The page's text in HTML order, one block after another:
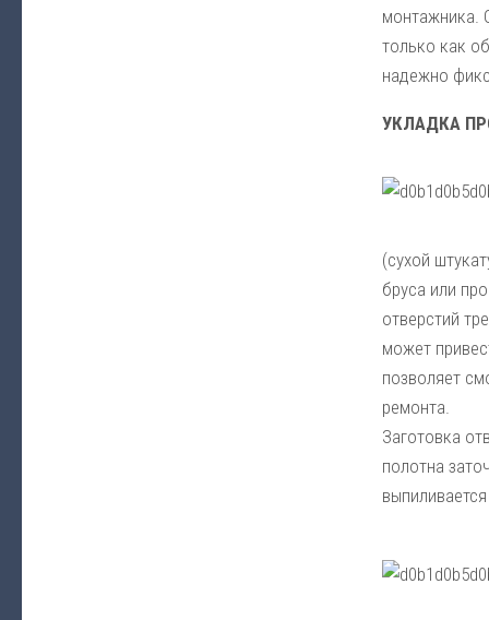
монтажника.
только как
надежно
УКЛАДКА
(сухой
бруса или
отверстий
может
позволяет
ремонта.
Заготовка
полотна